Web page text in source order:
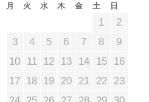
月 火 水 木 金 土 日
1
2
3
4 5 6 7 8
9
10
11 12 13 14 15
16
17 18 19 20 21 22
23